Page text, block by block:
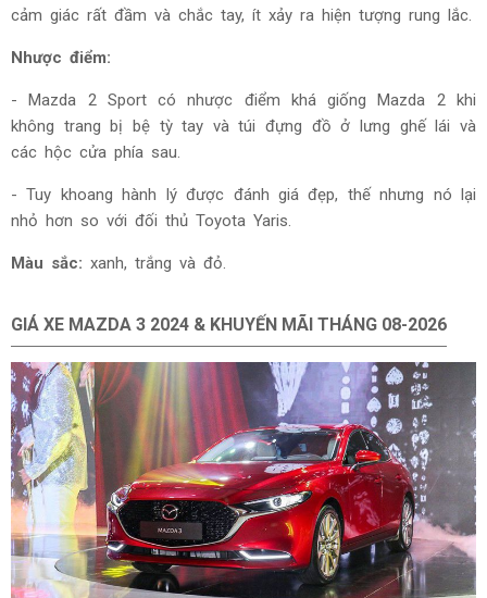
cảm giác rất đầm và chắc tay, ít xảy ra hiện tượng rung lắc.
Nhược điểm:
- Mazda 2 Sport có nhược điểm khá giống Mazda 2 khi
không trang bị bệ tỳ tay và túi đựng đồ ở lưng ghế lái và
các hộc cửa phía sau.
- Tuy khoang hành lý được đánh giá đẹp, thế nhưng nó lại
nhỏ hơn so với đối thủ Toyota Yaris.
Màu sắc: xanh, trắng và đỏ.
GIÁ XE MAZDA 3 2024 & KHUYẾN MÃI THÁNG 08-2026